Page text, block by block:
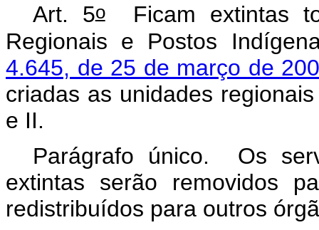
Art. 5oFicam extintas
Regionais e Postos
4.645, de 25 de março de
criadas as unidades
e II.
Parágrafo único. Os
extintas serão removidos
redistribuídos para outros